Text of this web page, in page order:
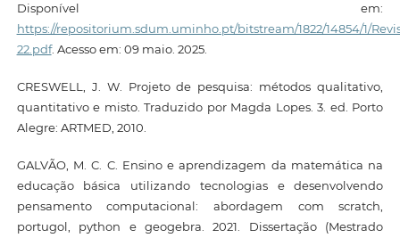
Disponível em:
https://repositorium.sdum.uminho.pt/bitstream/1822/14854/1/
22.pdf. Acesso em: 09 maio. 2025.
CRESWELL, J. W. Projeto de pesquisa: métodos qualitativo,
quantitativo e misto. Traduzido por Magda Lopes. 3. ed. Porto
Alegre: ARTMED, 2010.
GALVÃO, M. C. C. Ensino e aprendizagem da matemática na
educação básica utilizando tecnologias e desenvolvendo
pensamento computacional: abordagem com scratch,
portugol, python e geogebra. 2021. Dissertação (Mestrado